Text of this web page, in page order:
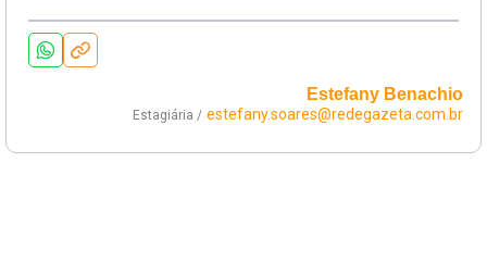
Estefany Benachio
Estagiária / estefany.soares@redegazeta.com.br